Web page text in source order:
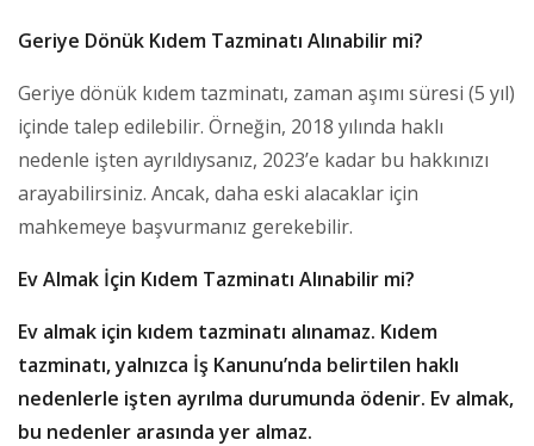
Geriye Dönük Kıdem Tazminatı Alınabilir mi?
Geriye dönük kıdem tazminatı, zaman aşımı süresi (5 yıl)
içinde talep edilebilir. Örneğin, 2018 yılında haklı
nedenle işten ayrıldıysanız, 2023’e kadar bu hakkınızı
arayabilirsiniz. Ancak, daha eski alacaklar için
mahkemeye başvurmanız gerekebilir.
Ev Almak İçin Kıdem Tazminatı Alınabilir mi?
Ev almak için kıdem tazminatı alınamaz. Kıdem
tazminatı, yalnızca İş Kanunu’nda belirtilen haklı
nedenlerle işten ayrılma durumunda ödenir. Ev almak,
bu nedenler arasında yer almaz.